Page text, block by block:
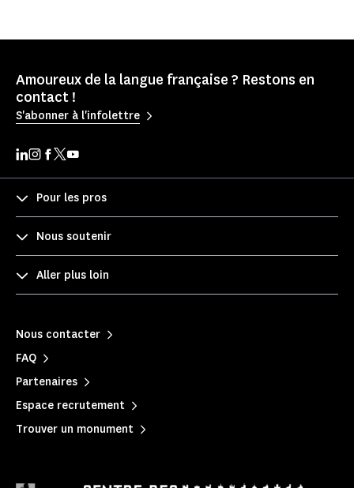
Amoureux de la langue française ? Restons en
contact !
S'abonner à l'infolettre
Pour les pros
Nous soutenir
Aller plus loin
Nous contacter
FAQ
Partenaires
Espace recrutement
Trouver un monument